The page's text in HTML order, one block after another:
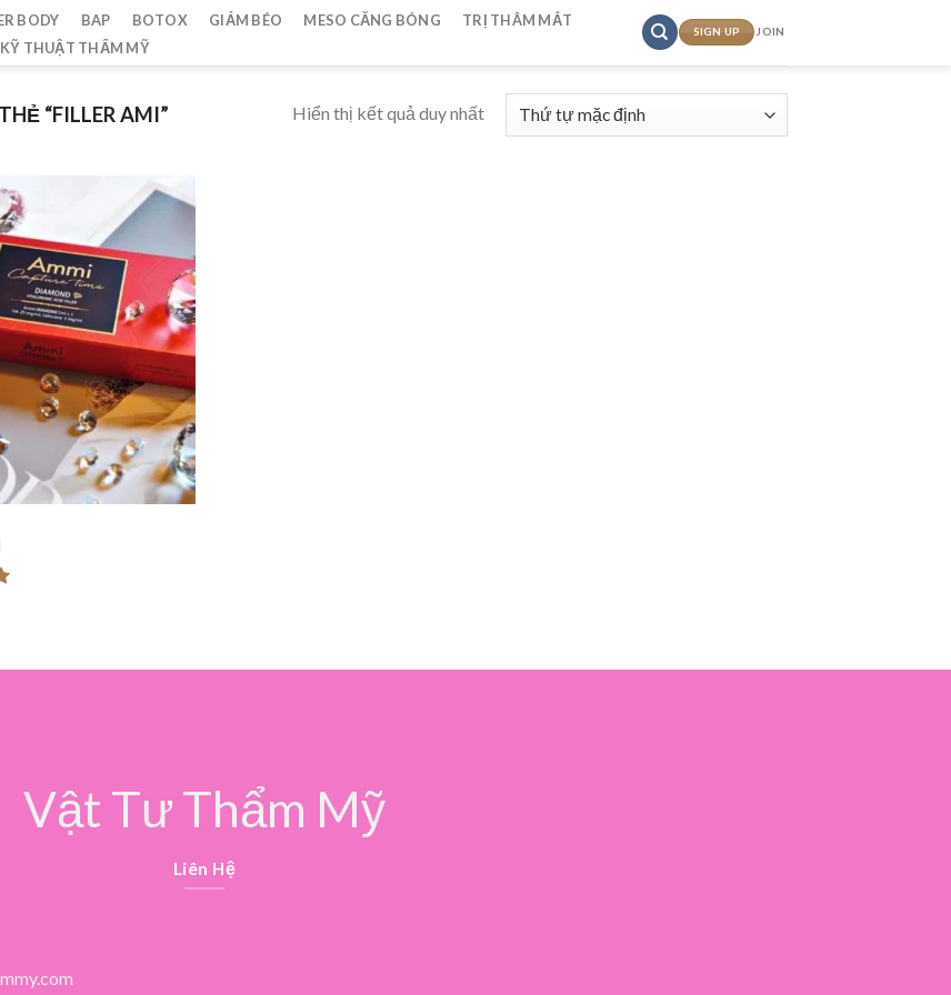
BODY BAP BOTOX GIẢM BÉO MESO CĂNG BÓNG
TRỊ THÂM MẮT
KỸ THUẬT THẨM MỸ
SIGN UP JOIN
“FILLER AMI” Hiển thị kết quả duy nhất
Vật Tư Thẩm Mỹ
Liên Hệ